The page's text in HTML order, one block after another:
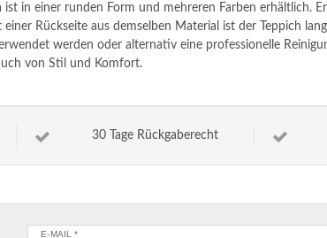
in einer runden Form und mehreren Farben erhältlich.
Rückseite aus demselben Material ist der Teppich
werden oder alternativ eine professionelle
von Stil und Komfort.
30 Tage Rückgaberecht
E-MAIL *